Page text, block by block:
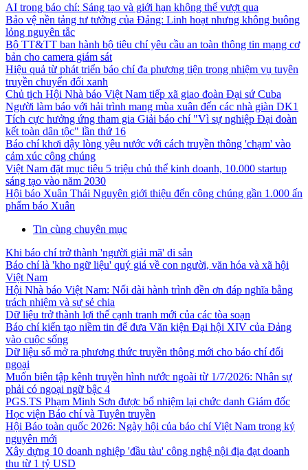
AI trong báo chí: Sáng tạo và giới hạn không thể vượt qua
Bảo vệ nền tảng tư tưởng của Đảng: Linh hoạt nhưng không buông
lỏng nguyên tắc
Bộ TT&TT ban hành bộ tiêu chí yêu cầu an toàn thông tin mạng cơ
bản cho camera giám sát
Hiệu quả từ phát triển báo chí đa phương tiện trong nhiệm vụ tuyên
truyền chuyển đổi xanh
Chủ tịch Hội Nhà báo Việt Nam tiếp xã giao đoàn Đại sứ Cuba
Người làm báo với hải trình mang mùa xuân đến các nhà giàn DK1
Tích cực hưởng ứng tham gia Giải báo chí "Vì sự nghiệp Đại đoàn
kết toàn dân tộc" lần thứ 16
Báo chí khơi dậy lòng yêu nước với cách truyền thông 'chạm' vào
cảm xúc công chúng
Việt Nam đặt mục tiêu 5 triệu chủ thể kinh doanh, 10.000 startup
sáng tạo vào năm 2030
Hội báo Xuân Thái Nguyên giới thiệu đến công chúng gần 1.000 ấn
phẩm báo Xuân
Tin cùng chuyên mục
Khi báo chí trở thành 'người giải mã' di sản
Báo chí là 'kho ngữ liệu' quý giá về con người, văn hóa và xã hội
Việt Nam
Hội Nhà báo Việt Nam: Nối dài hành trình đền ơn đáp nghĩa bằng
trách nhiệm và sự sẻ chia
Dữ liệu trở thành lợi thế cạnh tranh mới của các tòa soạn
Báo chí kiến tạo niềm tin để đưa Văn kiện Đại hội XIV của Đảng
vào cuộc sống
Dữ liệu số mở ra phương thức truyền thông mới cho báo chí đối
ngoại
Muốn biên tập kênh truyền hình nước ngoài từ 1/7/2026: Nhân sự
phải có ngoại ngữ bậc 4
PGS.TS Phạm Minh Sơn được bổ nhiệm lại chức danh Giám đốc
Học viện Báo chí và Tuyên truyền
Hội Báo toàn quốc 2026: Ngày hội của báo chí Việt Nam trong kỷ
nguyên mới
Xây dựng 10 doanh nghiệp 'đầu tàu' công nghệ nội địa đạt doanh
thu từ 1 tỷ USD